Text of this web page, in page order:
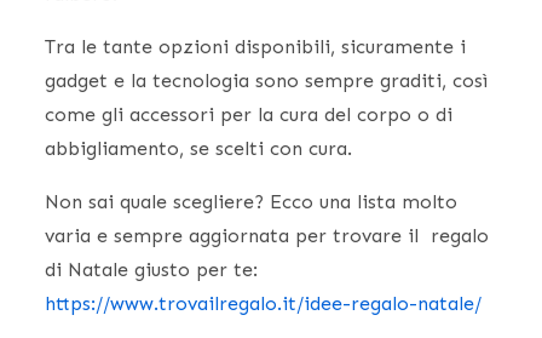
Tra le tante opzioni disponibili, sicuramente i
gadget e la tecnologia sono sempre graditi, così
come gli accessori per la cura del corpo o di
abbigliamento, se scelti con cura.
Non sai quale scegliere? Ecco una lista molto
varia e sempre aggiornata per trovare il regalo
di Natale giusto per te:
https://www.trovailregalo.it/idee-regalo-natale/